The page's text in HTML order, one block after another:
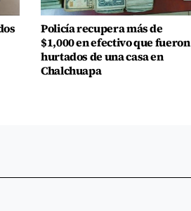
Policía recupera más de
$1,000 en efectivo que fueron
hurtados de una casa en
Chalchuapa